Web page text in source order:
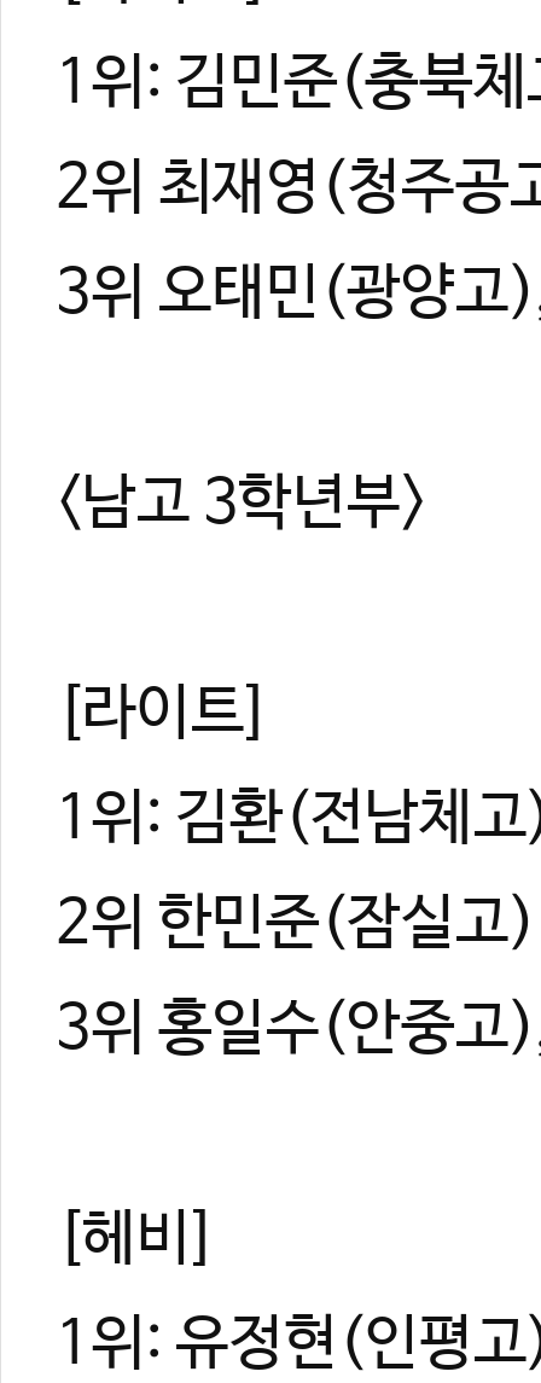
1위: 김민준(충북
2위 최재영(청주공
3위 오태민(광양
<남고 3학년부>
[라이트]
1위: 김환(전남체
2위 한민준(잠실고)
3위 홍일수(안중
[헤비]
1위: 유정현(인평